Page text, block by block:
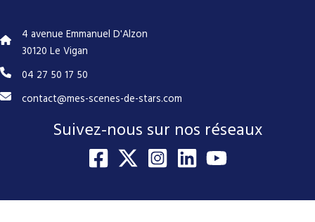
4 avenue Emmanuel D'Alzon
30120 Le Vigan
04 27 50 17 50
contact@mes-scenes-de-stars.com
Suivez-nous sur nos réseaux